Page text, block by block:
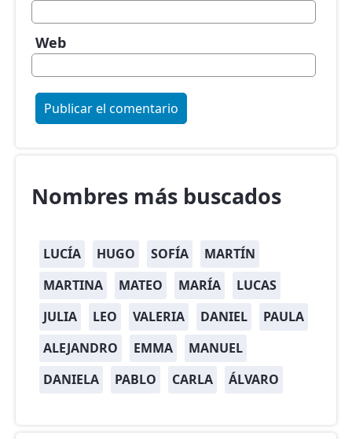
Web
Nombres más buscados
LUCÍA HUGO SOFÍA
MARTÍN
MARTINA
MATEO MARÍA
LUCAS
JULIA
LEO VALERIA DANIEL
PAULA
ALEJANDRO
EMMA
MANUEL
DANIELA
PABLO CARLA ÁLVARO